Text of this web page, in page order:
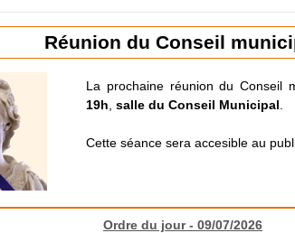
Réunion du Conseil
La prochaine réunion du Conseil
19h salle du Conseil Municipal
Cette séance sera accesible au
Ordre du jour - 09/07/2026